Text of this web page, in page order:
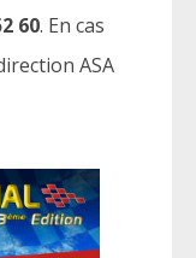
60. En cas
ASA